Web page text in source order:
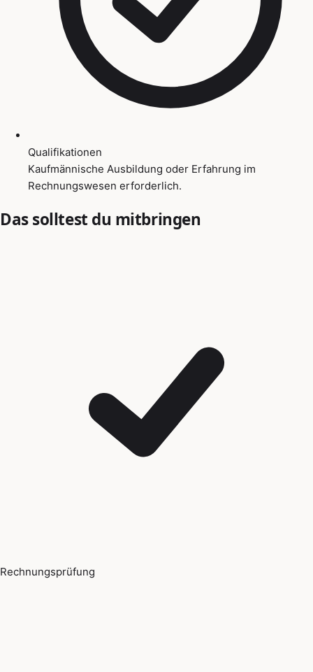
Qualifikationen
Kaufmännische Ausbildung oder Erfahrung im
Rechnungswesen erforderlich.
Das solltest du mitbringen
Rechnungsprüfung